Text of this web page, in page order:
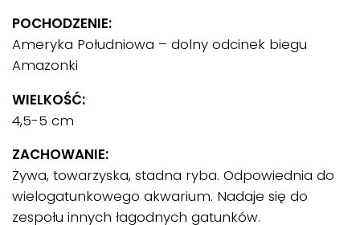
POCHODZENIE:
Ameryka Południowa – dolny odcinek biegu
Amazonki
WIELKOŚĆ:
4,5-5 cm
ZACHOWANIE:
Żywa, towarzyska, stadna ryba. Odpowiednia do
wielogatunkowego akwarium. Nadaje się do
zespołu innych łagodnych gatunków.